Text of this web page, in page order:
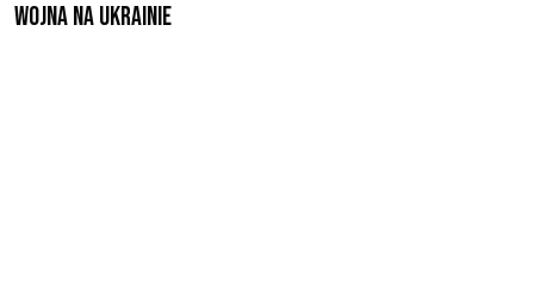
Wojna na Ukrainie